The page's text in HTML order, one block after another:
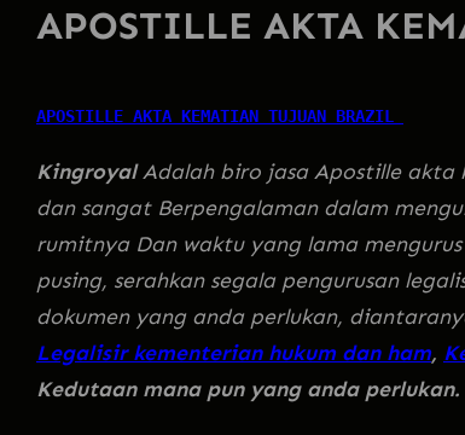
APOSTILLE AKTA
APOSTILLE AKTA KEMATIAN TUJUAN BRAZIL
KingroyalAdalah biro jasa Apostille
dan sangat Berpengalaman dalam
rumitnya Dan waktu yang lama
pusing, serahkan segala pengurusan
dokumen yang anda perlukan,
Legalisir kementerian hukum dan ham,
Kedutaan mana pun yang anda perlukan.